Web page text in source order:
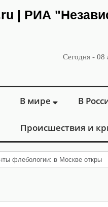
| РИА
Сегодня - 08
В мире В
Происшествия и
флебологии: в Москве